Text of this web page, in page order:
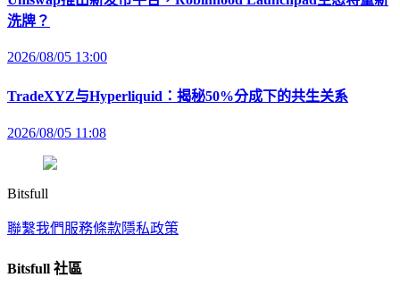
洗牌？
2026/08/05 13:00
TradeXYZ与Hyperliquid：揭秘50%分成下的共生关系
2026/08/05 11:08
Bitsfull
聯繫我們服務條款隱私政策
Bitsfull 社區